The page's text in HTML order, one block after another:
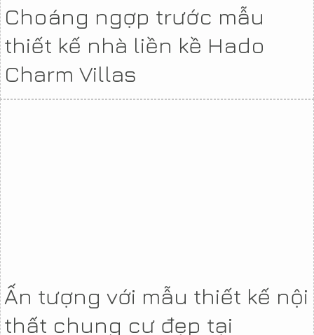
Choáng ngợp trước mẫu
thiết kế nhà liền kề Hado
Charm Villas
Ấn tượng với mẫu thiết kế nội
thất chung cư đẹp tại